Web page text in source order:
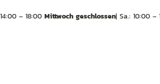
– 18:00 Mittwoch geschlossen| Sa.: 10:00 –